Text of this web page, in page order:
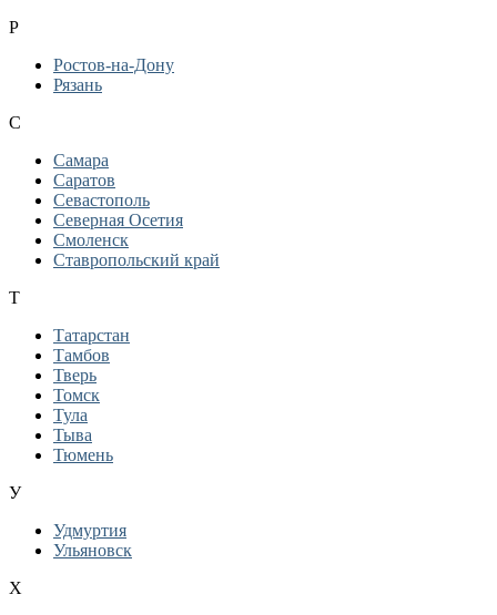
Р
Ростов-на-Дону
Рязань
С
Самара
Саратов
Севастополь
Северная Осетия
Смоленск
Ставропольский край
Т
Татарстан
Тамбов
Тверь
Томск
Тула
Тыва
Тюмень
У
Удмуртия
Ульяновск
Х